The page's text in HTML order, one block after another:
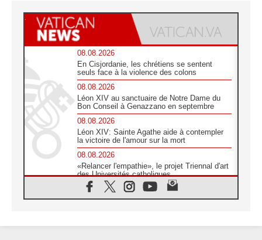
08.08.2026
En Cisjordanie, les chrétiens se sentent
seuls face à la violence des colons
08.08.2026
Léon XIV au sanctuaire de Notre Dame du
Bon Conseil à Genazzano en septembre
08.08.2026
Léon XIV: Sainte Agathe aide à contempler
la victoire de l'amour sur la mort
08.08.2026
«Relancer l'empathie», le projet Triennal d'art
des Universités catholiques
08.08.2026
Signis 2026, donner la parole aux religieuses